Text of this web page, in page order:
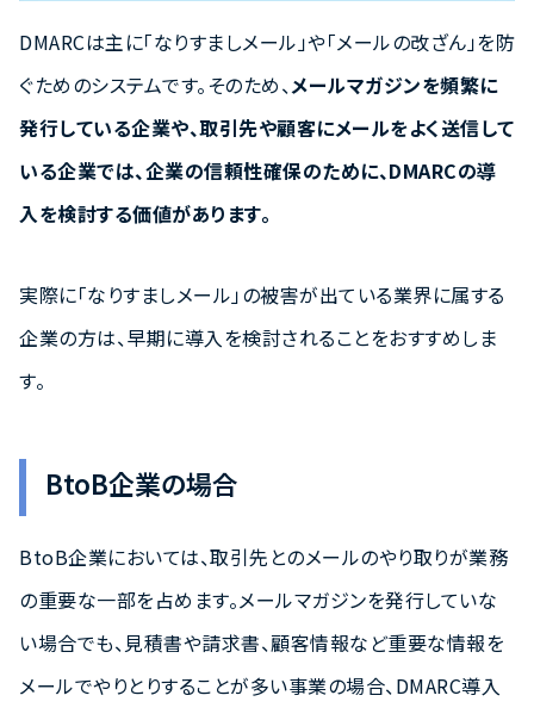
DMARCは主に「なりすましメール」や「メールの改ざん」を防
ぐためのシステムです。そのため、メールマガジンを頻繁に
発行している企業や、取引先や顧客にメールをよく送信して
いる企業では、企業の信頼性確保のために、DMARCの導
入を検討する価値があります。
実際に「なりすましメール」の被害が出ている業界に属する
企業の方は、早期に導入を検討されることをおすすめしま
す。
BtoB企業の場合
BtoB企業においては、取引先とのメールのやり取りが業務
の重要な一部を占めます。メールマガジンを発行していな
い場合でも、見積書や請求書、顧客情報など重要な情報を
メールでやりとりすることが多い事業の場合、DMARC導入